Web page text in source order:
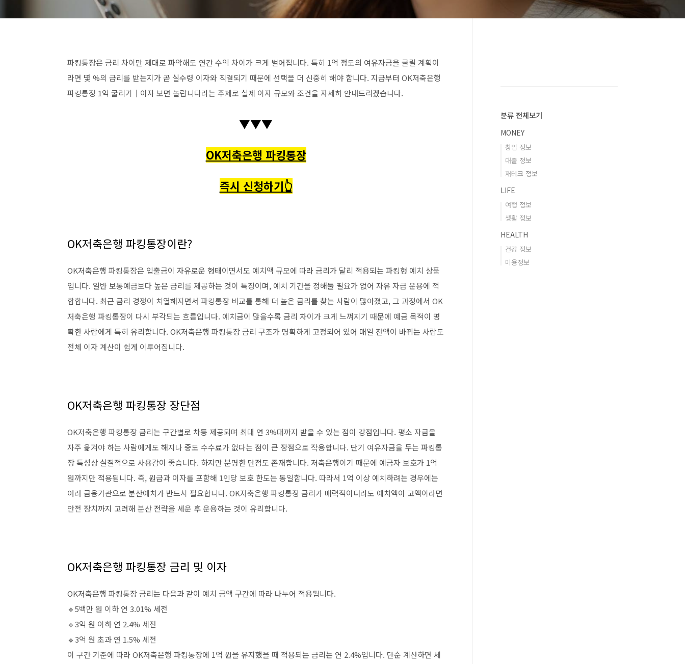
파킹통장은 금리 차이만 제대로 파악해도 연간 수익 차이가 크게 벌어집니다. 특히 1억 정도의 여유자금을 굴릴 계획이
라면 몇 %의 금리를 받는지가 곧 실수령 이자와 직결되기 때문에 선택을 더 신중히 해야 합니다. 지금부터 OK저축은행
파킹통장 1억 굴리기│이자 보면 놀랍니다라는 주제로 실제 이자 규모와 조건을 자세히 안내드리겠습니다.
▼▼▼
OK저축은행 파킹통장
즉시 신청하기👆
OK저축은행 파킹통장이란?
OK저축은행 파킹통장은 입출금이 자유로운 형태이면서도 예치액 규모에 따라 금리가 달리 적용되는 파킹형 예치 상품
입니다. 일반 보통예금보다 높은 금리를 제공하는 것이 특징이며, 예치 기간을 정해둘 필요가 없어 자유 자금 운용에 적
합합니다. 최근 금리 경쟁이 치열해지면서 파킹통장 비교를 통해 더 높은 금리를 찾는 사람이 많아졌고, 그 과정에서 OK
저축은행 파킹통장이 다시 부각되는 흐름입니다. 예치금이 많을수록 금리 차이가 크게 느껴지기 때문에 예금 목적이 명
확한 사람에게 특히 유리합니다. OK저축은행 파킹통장 금리 구조가 명확하게 고정되어 있어 매일 잔액이 바뀌는 사람도
전체 이자 계산이 쉽게 이루어집니다.
OK저축은행 파킹통장 장단점
OK저축은행 파킹통장 금리는 구간별로 차등 제공되며 최대 연 3%대까지 받을 수 있는 점이 강점입니다. 평소 자금을
자주 옮겨야 하는 사람에게도 해지나 중도 수수료가 없다는 점이 큰 장점으로 작용합니다. 단기 여유자금을 두는 파킹통
장 특성상 실질적으로 사용감이 좋습니다. 하지만 분명한 단점도 존재합니다. 저축은행이기 때문에 예금자 보호가 1억
원까지만 적용됩니다. 즉, 원금과 이자를 포함해 1인당 보호 한도는 동일합니다. 따라서 1억 이상 예치하려는 경우에는
여러 금융기관으로 분산예치가 반드시 필요합니다. OK저축은행 파킹통장 금리가 매력적이더라도 예치액이 고액이라면
안전 장치까지 고려해 분산 전략을 세운 후 운용하는 것이 유리합니다.
OK저축은행 파킹통장 금리 및 이자
OK저축은행 파킹통장 금리는 다음과 같이 예치 금액 구간에 따라 나누어 적용됩니다.
🔹5백만 원 이하 연 3.01% 세전
🔹3억 원 이하 연 2.4% 세전
🔹3억 원 초과 연 1.5% 세전
이 구간 기준에 따라 OK저축은행 파킹통장에 1억 원을 유지했을 때 적용되는 금리는 연 2.4%입니다. 단순 계산하면 세
분류 전체보기
MONEY
창업 정보
대출 정보
재테크 정보
LIFE
여행 정보
생활 정보
HEALTH
건강 정보
미용정보